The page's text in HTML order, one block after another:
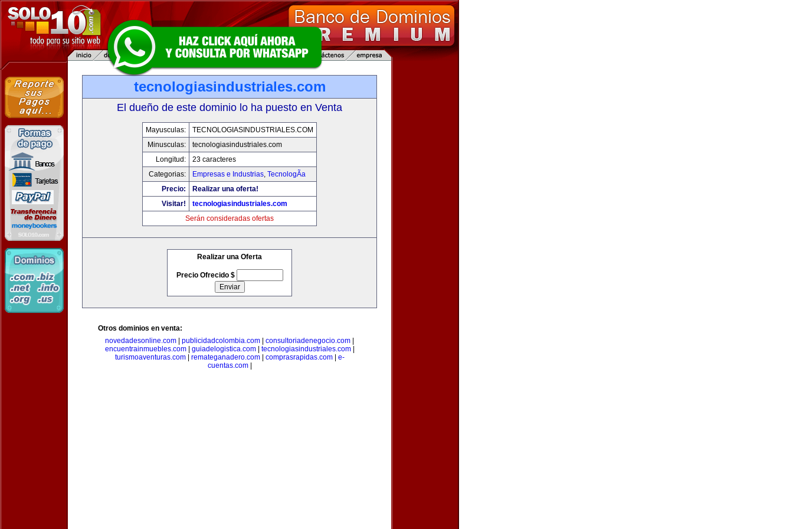
tecnologiasindustriales.com
El dueño de este dominio lo ha puesto en Venta
Mayusculas:
TECNOLOGIASINDUSTRIALES.COM
Minusculas:
tecnologiasindustriales.com
Longitud:
23 caracteres
Categorias:
Empresas e Industrias, TecnologÃ­a
Precio:
Realizar una oferta!
Visitar!
tecnologiasindustriales.com
Serán consideradas ofertas
Realizar una Oferta
Precio Ofrecido $
Otros dominios en venta:
novedadesonline.com
publicidadcolombia.com consultoriadenegocio.com
encuentrainmuebles.com| guiadelogistica.com| tecnologiasindustriales.com|
turismoaventuras.com| remateganadero.com| comprasrapidas.com| e-
cuentas.com|